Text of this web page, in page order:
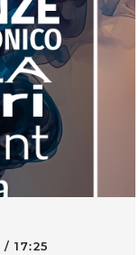
17:25